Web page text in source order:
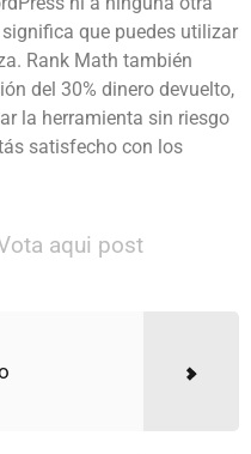
que puedes utilizar
Rank Math también
del 30% dinero devuelto,
la herramienta sin riesgo
satisfecho con los
aqui post